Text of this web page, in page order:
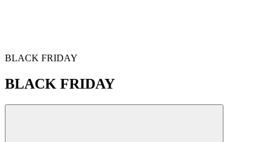
BLACK FRIDAY
BLACK FRIDAY